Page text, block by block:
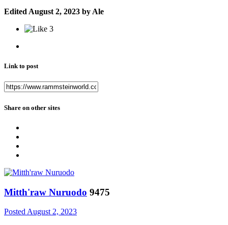
Edited August 2, 2023 by Ale
3
Link to post
Share on other sites
Mitth'raw Nuruodo 9475
Posted August 2, 2023